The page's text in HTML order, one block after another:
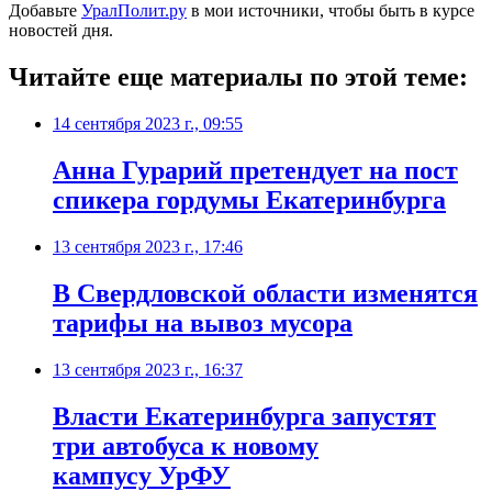
Добавьте УралПолит.ру в мои источники, чтобы быть в курсе
новостей дня.
Читайте еще материалы по этой теме:
14 сентября 2023 г., 09:55
Анна Гурарий претендует на пост
спикера гордумы Екатеринбурга
13 сентября 2023 г., 17:46
В Свердловской области изменятся
тарифы на вывоз мусора
13 сентября 2023 г., 16:37
Власти Екатеринбурга запустят
три автобуса к новому
кампусу УрФУ